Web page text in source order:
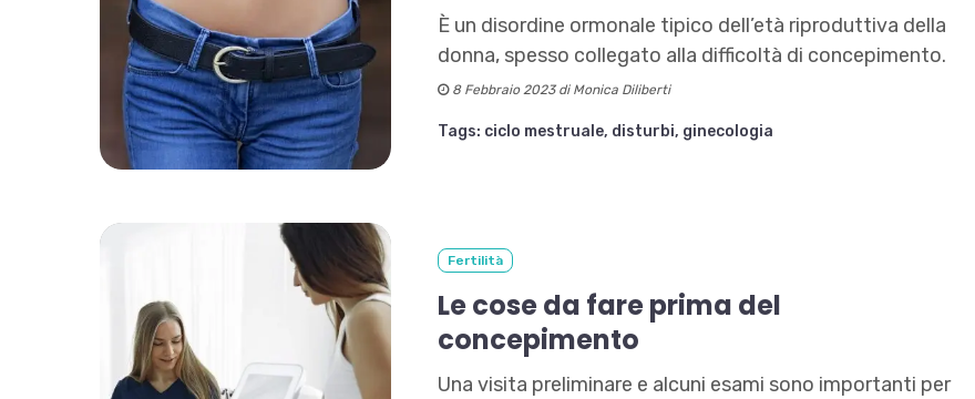
È un disordine ormonale tipico dell’età riproduttiva della
donna, spesso collegato alla difficoltà di concepimento.
8 Febbraio 2023 di Monica Diliberti
Tags: ciclo mestruale, disturbi, ginecologia
Fertilità
Le cose da fare prima del
concepimento
Una visita preliminare e alcuni esami sono importanti per